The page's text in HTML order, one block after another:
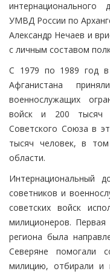
интернационального
УМВД России по
Александр Нечаев и
с личным составом
С 1979 по 1989 год в
Афганистана
военнослужащих
войск и 200 тысяч
Советского Союза в
тысяч человек, в
области.
Интернациональный
советников и
советских войск
милиционеров. Первая
региона была
Северяне помогали
милицию, отбирали и